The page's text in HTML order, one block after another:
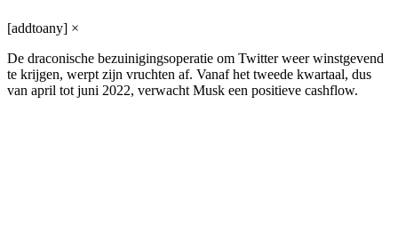
[addtoany] ×
De draconische bezuinigingsoperatie om Twitter weer winstgevend
te krijgen, werpt zijn vruchten af. Vanaf het tweede kwartaal, dus
van april tot juni 2022, verwacht Musk een positieve cashflow.